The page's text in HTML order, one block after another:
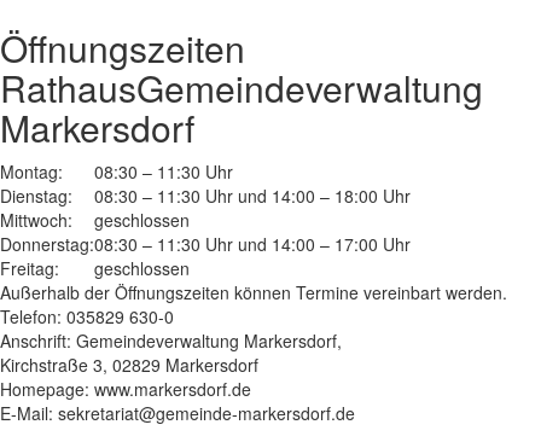
Öffnungszeiten
RathausGemeindeverwaltung
Markersdorf
Montag:
08:30 – 11:30 Uhr
Dienstag:
08:30 – 11:30 Uhr und 14:00 – 18:00 Uhr
Mittwoch:
geschlossen
Donnerstag:08:30 – 11:30 Uhr und 14:00 – 17:00 Uhr
Freitag:
geschlossen
Außerhalb der Öffnungszeiten können Termine vereinbart werden.
Telefon: 035829 630-0
Anschrift: Gemeindeverwaltung Markersdorf,
Kirchstraße 3, 02829 Markersdorf
Homepage: www.markersdorf.de
E-Mail: sekretariat@gemeinde-markersdorf.de